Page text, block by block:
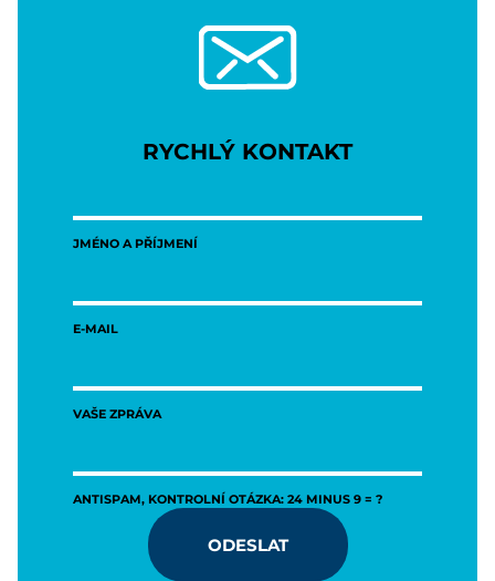
RYCHLÝ KONTAKT
JMÉNO A PŘÍJMENÍ
E-MAIL
VAŠE ZPRÁVA
ANTISPAM, KONTROLNÍ OTÁZKA: 24 MINUS 9 = ?
ODESLAT